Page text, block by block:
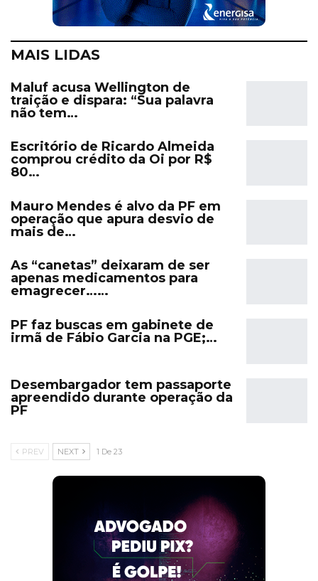
MAIS LIDAS
Maluf acusa Wellington de
traição e dispara: “Sua palavra
não tem…
Escritório de Ricardo Almeida
comprou crédito da Oi por R$
80…
Mauro Mendes é alvo da PF em
operação que apura desvio de
mais de…
As “canetas” deixaram de ser
apenas medicamentos para
emagrecer……
PF faz buscas em gabinete de
irmã de Fábio Garcia na PGE;…
Desembargador tem passaporte
apreendido durante operação da
PF
PREV NEXT 1 De 23